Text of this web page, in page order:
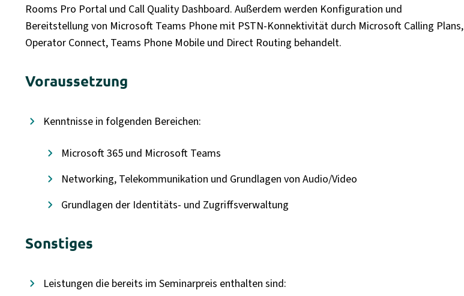
Rooms Pro Portal und Call Quality Dashboard. Außerdem werden Konfiguration und
Bereitstellung von Microsoft Teams Phone mit PSTN-Konnektivität durch Microsoft Calling Plans,
Operator Connect, Teams Phone Mobile und Direct Routing behandelt.
Voraussetzung
Kenntnisse in folgenden Bereichen:
Microsoft 365 und Microsoft Teams
Networking, Telekommunikation und Grundlagen von Audio/Video
Grundlagen der Identitäts- und Zugriffsverwaltung
Sonstiges
Leistungen die bereits im Seminarpreis enthalten sind: